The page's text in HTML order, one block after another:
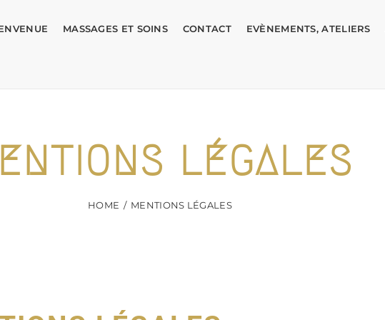
MASSAGES ET SOINS CONTACT EVÈNEMENTS, ATELIERS
LÉGALES
HOME MENTIONS LÉGALES